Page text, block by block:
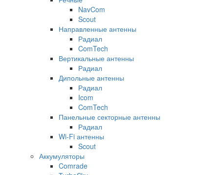
NavCom
Scout
Направленные антенны
Радиал
ComTech
Вертикальные антенны
Радиал
Дипольные антенны
Радиал
Icom
ComTech
Панельные секторные антенны
Радиал
Wi-Fi антенны
Scout
Аккумуляторы
Comrade